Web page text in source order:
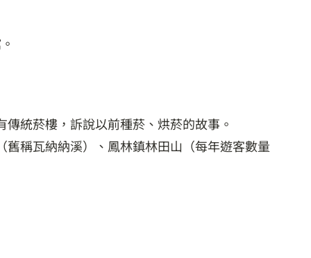
統菸樓，訴說以前種菸、烘菸的故事。
稱瓦納納溪）、鳳林鎮林田山（每年遊客數量